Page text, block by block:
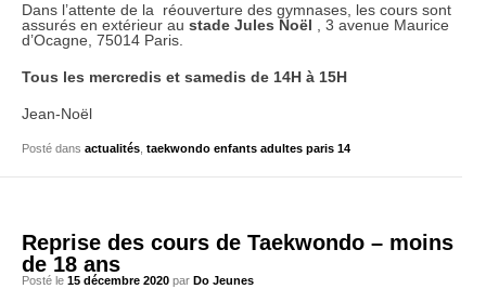
Dans l’attente de la réouverture des gymnases, les cours sont
assurés en extérieur au stade Jules Noël , 3 avenue Maurice
d’Ocagne, 75014 Paris.
Tous les mercredis et samedis de 14H à 15H
Jean-Noël
Posté dans actualités taekwondo enfants adultes paris 14
Reprise des cours de Taekwondo – moins
de 18 ans
Posté le 15 décembre 2020 par Do Jeunes